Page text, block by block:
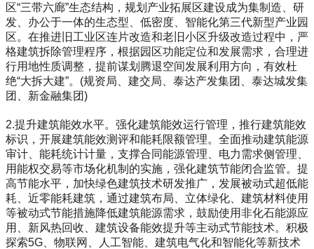
区“三带六廊”生态结构，规划产业拓展区建设成为集制造、研
发、办公于一体的生态型、低密度、智能化第三代新型产业园
区。在推进旧工业区连片改造和老旧小区升级改造过程中，严
格建筑拆除管理程序，根据园区功能定位和发展需求，合理进
行用地性质调整，提前谋划腾退空间发展利用方向，有效杜
绝“大拆大建”。(规资局、建交局、泰达产发集团、泰达城发集
团、新金融集团)
2.提升建筑能效水平。强化建筑能效运行管理，推行建筑能效
标识，开展建筑能效测评和能耗限额管理。全面推动建筑能源
审计、能耗统计计量，支撑合同能源管理、电力需求侧管理、
用能权交易等市场化机制的实施，强化建筑节能闭合监管。提
高节能水平，加快绿色建筑技术研发推广，发展被动式超低能
耗、近零能耗建筑，通过建筑布局、立体绿化、建筑材料使用
等被动式节能措施降低建筑能源需求，鼓励使用非化石能源应
用、新风热回收、建筑设备能效提升等主动式节能技术。积极
探索5G、物联网、人工智能、建筑电气化和智能化等新技术